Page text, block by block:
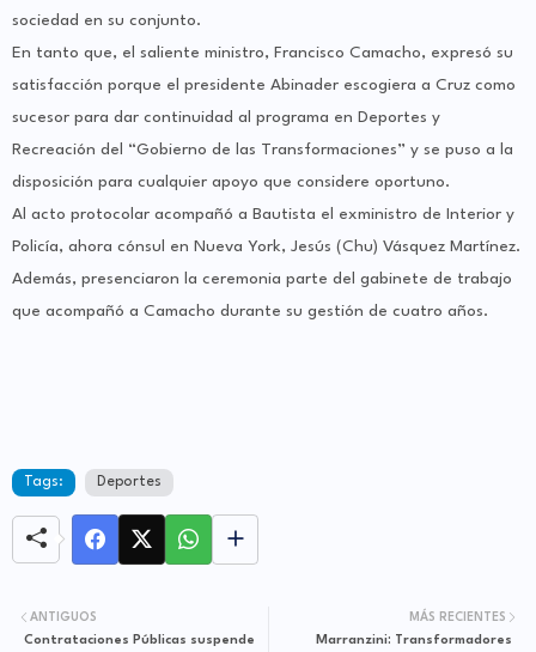
sociedad en su conjunto.
En tanto que, el saliente ministro, Francisco Camacho, expresó su
satisfacción porque el presidente Abinader escogiera a Cruz como
sucesor para dar continuidad al programa en Deportes y
Recreación del “Gobierno de las Transformaciones” y se puso a la
disposición para cualquier apoyo que considere oportuno.
Al acto protocolar acompañó a Bautista el exministro de Interior y
Policía, ahora cónsul en Nueva York, Jesús (Chu) Vásquez Martínez.
Además, presenciaron la ceremonia parte del gabinete de trabajo
que acompañó a Camacho durante su gestión de cuatro años.
Tags: Deportes
MÁS RECIENTES
Marranzini: Transformadores
ANTIGUOS
Contrataciones Públicas suspende